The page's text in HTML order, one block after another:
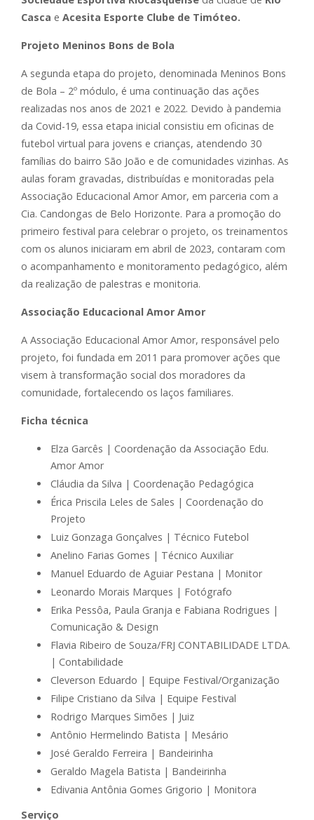
Casca e Acesita Esporte Clube de Timóteo.
Projeto Meninos Bons de Bola
A segunda etapa do projeto, denominada Meninos Bons
de Bola – 2º módulo, é uma continuação das ações
realizadas nos anos de 2021 e 2022. Devido à pandemia
da Covid-19, essa etapa inicial consistiu em oficinas de
futebol virtual para jovens e crianças, atendendo 30
famílias do bairro São João e de comunidades vizinhas. As
aulas foram gravadas, distribuídas e monitoradas pela
Associação Educacional Amor Amor, em parceria com a
Cia. Candongas de Belo Horizonte. Para a promoção do
primeiro festival para celebrar o projeto, os treinamentos
com os alunos iniciaram em abril de 2023, contaram com
o acompanhamento e monitoramento pedagógico, além
da realização de palestras e monitoria.
Associação Educacional Amor Amor
A Associação Educacional Amor Amor, responsável pelo
projeto, foi fundada em 2011 para promover ações que
visem à transformação social dos moradores da
comunidade, fortalecendo os laços familiares.
Ficha técnica
Elza Garcês | Coordenação da Associação Edu.
Amor Amor
Cláudia da Silva | Coordenação Pedagógica
Érica Priscila Leles de Sales | Coordenação do
Projeto
Luiz Gonzaga Gonçalves | Técnico Futebol
Anelino Farias Gomes | Técnico Auxiliar
Manuel Eduardo de Aguiar Pestana | Monitor
Leonardo Morais Marques | Fotógrafo
Erika Pessôa, Paula Granja e Fabiana Rodrigues |
Comunicação & Design
Flavia Ribeiro de Souza/FRJ CONTABILIDADE LTDA.
| Contabilidade
Cleverson Eduardo | Equipe Festival/Organização
Filipe Cristiano da Silva | Equipe Festival
Rodrigo Marques Simões | Juiz
Antônio Hermelindo Batista | Mesário
José Geraldo Ferreira | Bandeirinha
Geraldo Magela Batista | Bandeirinha
Edivania Antônia Gomes Grigorio | Monitora
Serviço